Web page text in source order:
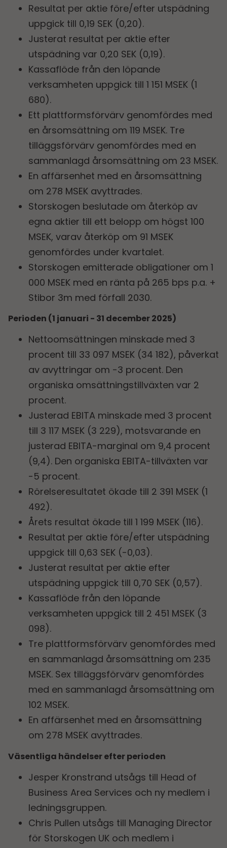
Resultat per aktie före/efter utspädning
uppgick till 0,19 SEK (0,20).
Justerat resultat per aktie efter
utspädning var 0,20 SEK (0,19).
Kassaflöde från den löpande
verksamheten uppgick till 1 151 MSEK (1
680).
Ett plattformsförvärv genomfördes med
en årsomsättning om 119 MSEK. Tre
tilläggsförvärv genomfördes med en
sammanlagd årsomsättning om 23 MSEK.
En affärsenhet med en årsomsättning
om 278 MSEK avyttrades.
Storskogen beslutade om återköp av
egna aktier till ett belopp om högst 100
MSEK, varav återköp om 91 MSEK
genomfördes under kvartalet.
Storskogen emitterade obligationer om 1
000 MSEK med en ränta på 265 bps p.a. +
Stibor 3m med förfall 2030.
Perioden (1 januari - 31 december 2025)
Nettoomsättningen minskade med 3
procent till 33 097 MSEK (34 182), påverkat
av avyttringar om -3 procent. Den
organiska omsättningstillväxten var 2
procent.
Justerad EBITA minskade med 3 procent
till 3 117 MSEK (3 229), motsvarande en
justerad EBITA-marginal om 9,4 procent
(9,4). Den organiska EBITA-tillväxten var
-5 procent.
Rörelseresultatet ökade till 2 391 MSEK (1
492).
Årets resultat ökade till 1 199 MSEK (116).
Resultat per aktie före/efter utspädning
uppgick till 0,63 SEK (-0,03).
Justerat resultat per aktie efter
utspädning uppgick till 0,70 SEK (0,57).
Kassaflöde från den löpande
verksamheten uppgick till 2 451 MSEK (3
098).
Tre plattformsförvärv genomfördes med
en sammanlagd årsomsättning om 235
MSEK. Sex tilläggsförvärv genomfördes
med en sammanlagd årsomsättning om
102 MSEK.
En affärsenhet med en årsomsättning
om 278 MSEK avyttrades.
Väsentliga händelser efter perioden
Jesper Kronstrand utsågs till Head of
Business Area Services och ny medlem i
ledningsgruppen.
Chris Pullen utsågs till Managing Director
för Storskogen UK och medlem i